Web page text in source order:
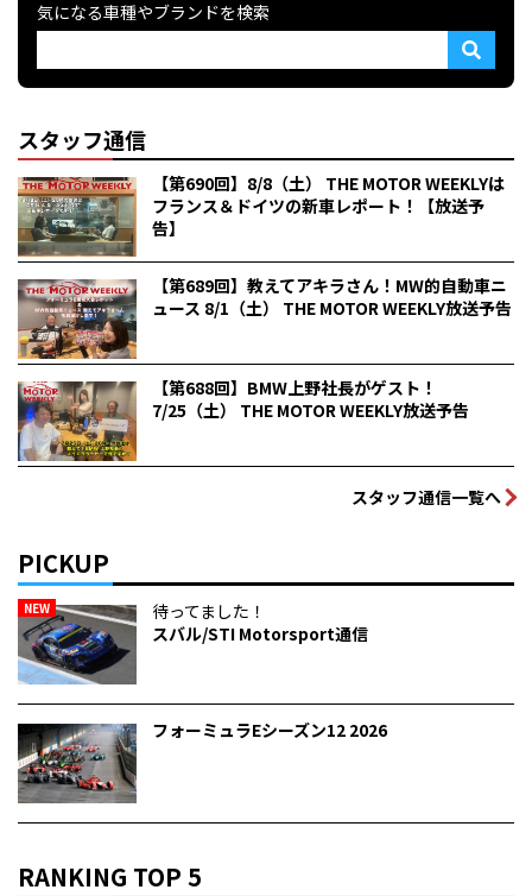
気になる車種やブランドを検索
スタッフ通信
【第690回】8/8（土） THE MOTOR WEEKLYは
フランス＆ドイツの新車レポート！【放送予
告】
【第689回】教えてアキラさん！MW的自動車ニ
ュース 8/1（土） THE MOTOR WEEKLY放送予告
【第688回】BMW上野社長がゲスト！
7/25（土） THE MOTOR WEEKLY放送予告
スタッフ通信一覧へ
PICKUP
NEW
待ってました！
スバル/STI Motorsport通信
フォーミュラEシーズン12 2026
RANKING TOP 5